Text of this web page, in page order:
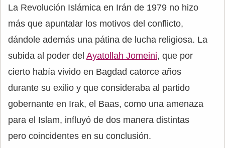
La Revolución Islámica en Irán de 1979 no hizo
más que apuntalar los motivos del conflicto,
dándole además una pátina de lucha religiosa. La
subida al poder del Ayatollah Jomeini, que por
cierto había vivido en Bagdad catorce años
durante su exilio y que consideraba al partido
gobernante en Irak, el Baas, como una amenaza
para el Islam, influyó de dos manera distintas
pero coincidentes en su conclusión.